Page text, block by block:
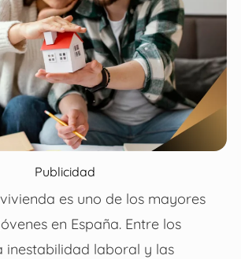
Publicidad
es uno de los mayores
en España. Entre los
inestabilidad laboral y las